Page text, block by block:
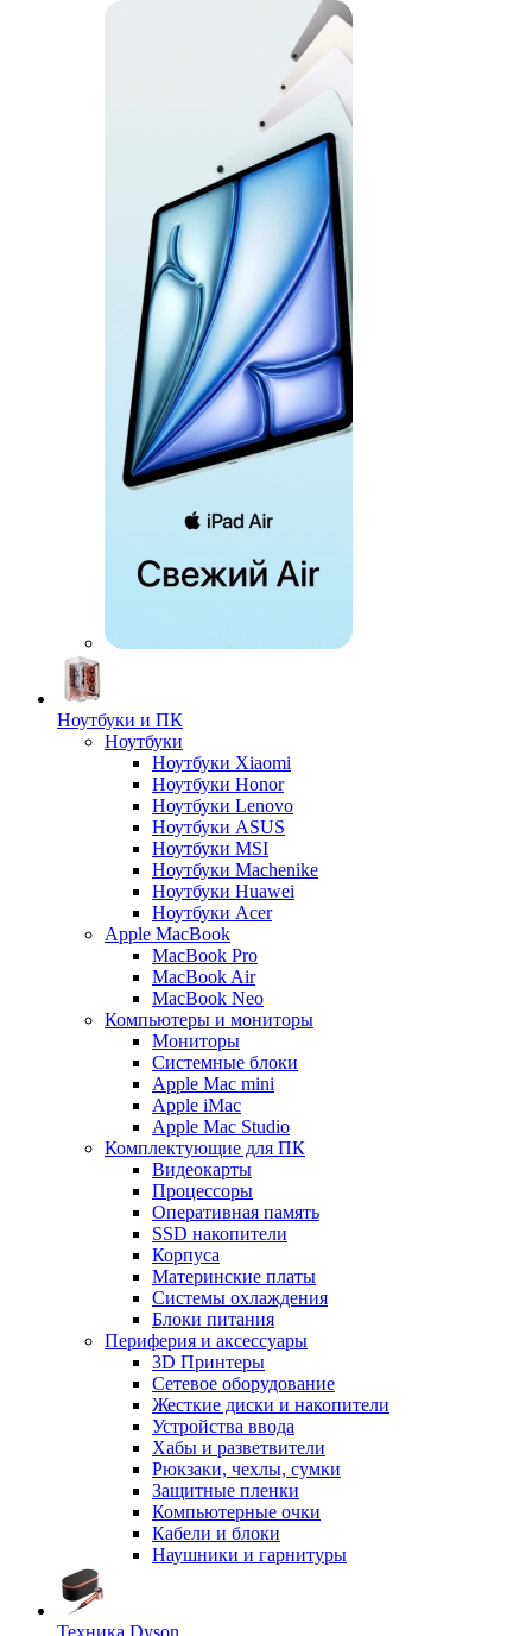
Ноутбуки и ПК
Ноутбуки
Ноутбуки Xiaomi
Ноутбуки Honor
Ноутбуки Lenovo
Ноутбуки ASUS
Ноутбуки MSI
Ноутбуки Machenike
Ноутбуки Huawei
Ноутбуки Acer
Apple MacBook
MacBook Pro
MacBook Air
MacBook Neo
Компьютеры и мониторы
Мониторы
Системные блоки
Apple Mac mini
Apple iMac
Apple Mac Studio
Комплектующие для ПК
Видеокарты
Процессоры
Оперативная память
SSD накопители
Корпуса
Материнские платы
Системы охлаждения
Блоки питания
Периферия и аксессуары
3D Принтеры
Сетевое оборудование
Жесткие диски и накопители
Устройства ввода
Хабы и разветвители
Рюкзаки, чехлы, сумки
Защитные пленки
Компьютерные очки
Кабели и блоки
Наушники и гарнитуры
Техника Dyson